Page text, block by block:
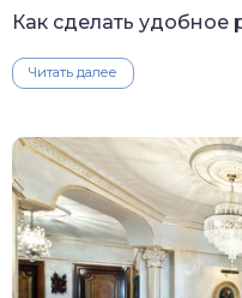
Как сделать удобное
Читать далее